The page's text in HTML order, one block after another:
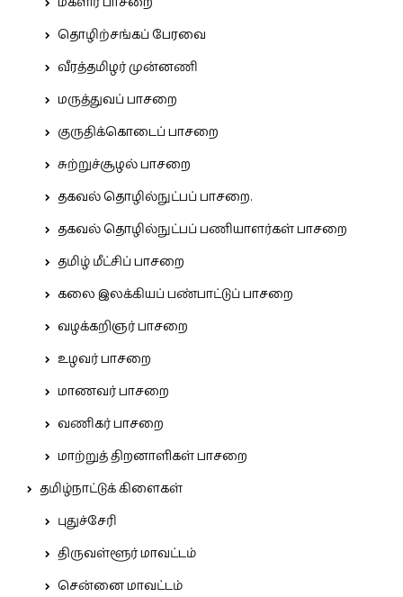
தொழிற்சங்கப் பேரவை
வீரத்தமிழர் முன்னணி
மருத்துவப் பாசறை
குருதிக்கொடைப் பாசறை
சுற்றுச்சூழல் பாசறை
தகவல் தொழில்நுட்பப் பாசறை.
தகவல் தொழில்நுட்பப் பணியாளர்கள் பாசறை
தமிழ் மீட்சிப் பாசறை
கலை இலக்கியப் பண்பாட்டுப் பாசறை
வழக்கறிஞர் பாசறை
உழவர் பாசறை
மாணவர் பாசறை
வணிகர் பாசறை
மாற்றுத் திறனாளிகள் பாசறை
தமிழ்நாட்டுக் கிளைகள்
புதுச்சேரி
திருவள்ளூர் மாவட்டம்
சென்னை மாவட்டம்